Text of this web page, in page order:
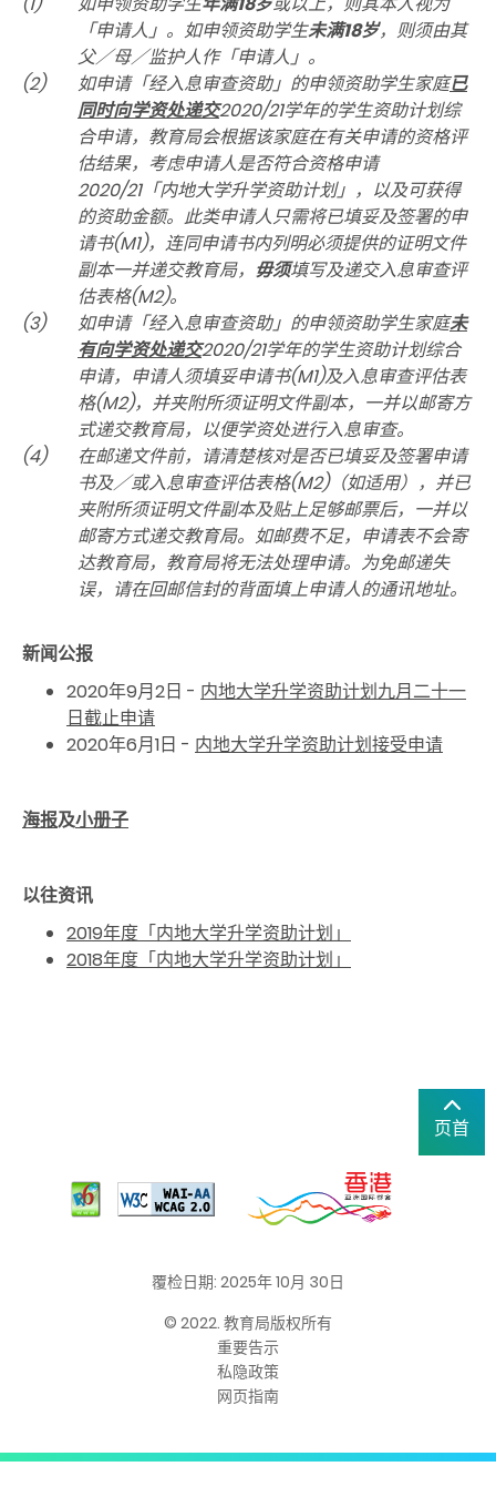
「申请人」。如申领资助学生未满18岁，则须由其
父／母／监护人作「申请人」。
(2)
如申请「经入息审查资助」的申领资助学生家庭已
同时向学资处递交2020/21学年的学生资助计划综
合申请，教育局会根据该家庭在有关申请的资格评
估结果，考虑申请人是否符合资格申请
2020/21「内地大学升学资助计划」，以及可获得
的资助金额。此类申请人只需将已填妥及签署的申
请书(M1)，连同申请书内列明必须提供的证明文件
副本一并递交教育局， 毋须填写及递交入息审查评
估表格(M2)。
(3)
如申请「经入息审查资助」的申领资助学生家庭未
有向学资处递交2020/21学年的学生资助计划综合
申请，申请人须填妥申请书(M1)及入息审查评估表
格(M2)，并夹附所须证明文件副本，一并以邮寄方
式递交教育局，以便学资处进行入息审查。
(4)
在邮递文件前，请清楚核对是否已填妥及签署申请
书及／或入息审查评估表格(M2)（如适用），并已
夹附所须证明文件副本及贴上足够邮票后，一并以
邮寄方式递交教育局。如邮费不足，申请表不会寄
达教育局，教育局将无法处理申请。为免邮递失
误，请在回邮信封的背面填上申请人的通讯地址。
新闻公报
2020年9月2日 - 内地大学升学资助计划九月二十一
日截止申请
2020年6月1日 - 内地大学升学资助计划接受申请
海报及小册子
以往资讯
2019年度「内地大学升学资助计划」
2018年度「内地大学升学资助计划」
页首
覆检日期: 2025年 10月 30日
© 2022. 教育局版权所有
重要告示
私隐政策
网页指南